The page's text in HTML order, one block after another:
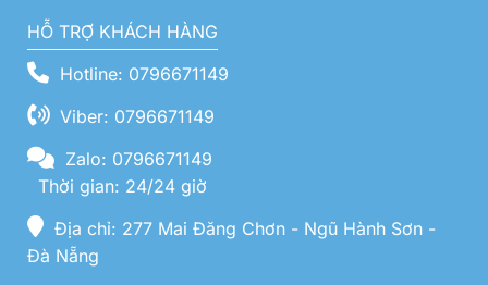
HỖ TRỢ KHÁCH HÀNG
Hotline: 0796671149
Viber: 0796671149
Zalo: 0796671149
Thời gian: 24/24 giờ
Địa chỉ: 277 Mai Đăng Chơn - Ngũ Hành Sơn -
Đà Nẵng